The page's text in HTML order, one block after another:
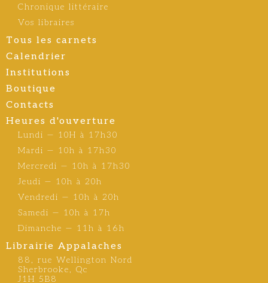
Chronique littéraire
Vos libraires
Tous les carnets
Calendrier
Institutions
Boutique
Contacts
Heures d'ouverture
Lundi — 10H à 17h30
Mardi — 10h à 17h30
Mercredi — 10h à 17h30
Jeudi — 10h à 20h
Vendredi — 10h à 20h
Samedi — 10h à 17h
Dimanche — 11h à 16h
Librairie Appalaches
88, rue Wellington Nord
Sherbrooke, Qc
J1H 5B8